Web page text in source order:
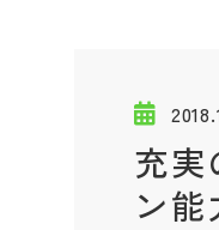
充実
ン能